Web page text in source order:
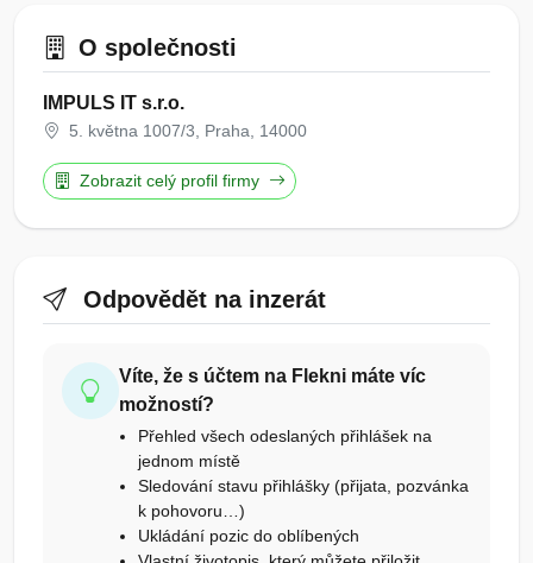
O společnosti
IMPULS IT s.r.o.
5. května 1007/3, Praha, 14000
Zobrazit celý profil firmy
Odpovědět na inzerát
Víte, že s účtem na Flekni máte víc
možností?
Přehled všech odeslaných přihlášek na
jednom místě
Sledování stavu přihlášky (přijata, pozvánka
k pohovoru…)
Ukládání pozic do oblíbených